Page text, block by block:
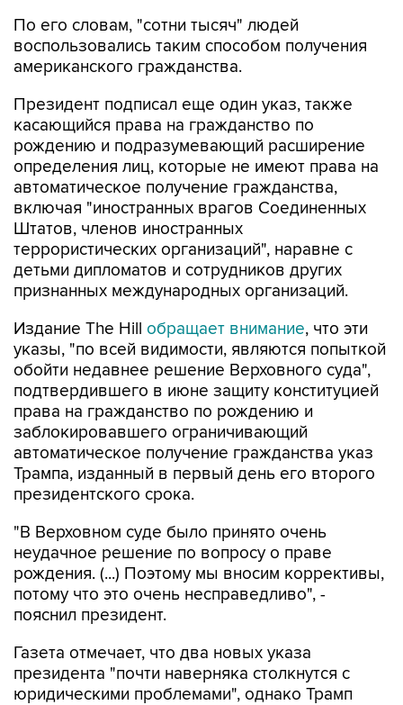
По его словам, "сотни тысяч" людей
воспользовались таким способом получения
американского гражданства.
Президент подписал еще один указ, также
касающийся права на гражданство по
рождению и подразумевающий расширение
определения лиц, которые не имеют права на
автоматическое получение гражданства,
включая "иностранных врагов Соединенных
Штатов, членов иностранных
террористических организаций", наравне с
детьми дипломатов и сотрудников других
признанных международных организаций.
Издание The Hill обращает внимание, что эти
указы, "по всей видимости, являются попыткой
обойти недавнее решение Верховного суда",
подтвердившего в июне защиту конституцией
права на гражданство по рождению и
заблокировавшего ограничивающий
автоматическое получение гражданства указ
Трампа, изданный в первый день его второго
президентского срока.
"В Верховном суде было принято очень
неудачное решение по вопросу о праве
рождения. (...) Поэтому мы вносим коррективы,
потому что это очень несправедливо", -
пояснил президент.
Газета отмечает, что два новых указа
президента "почти наверняка столкнутся с
юридическими проблемами", однако Трамп